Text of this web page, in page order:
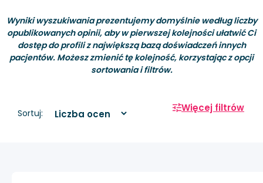
Wyniki wyszukiwania prezentujemy domyślnie według liczby
opublikowanych opinii, aby w pierwszej kolejności ułatwić Ci
dostęp do profili z największą bazą doświadczeń innych
pacjentów. Możesz zmienić tę kolejność, korzystając z opcji
sortowania i filtrów.
Sortuj: Więcej filtrów